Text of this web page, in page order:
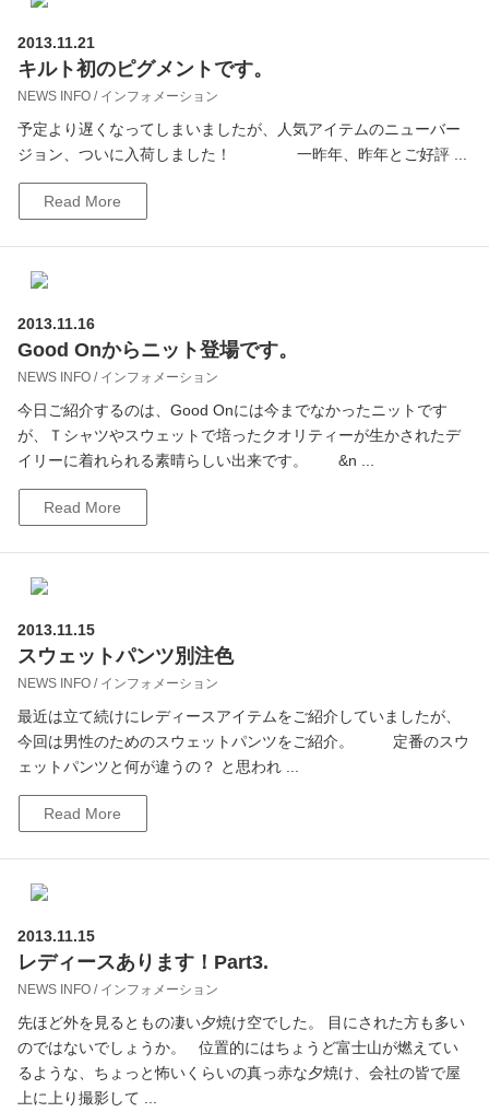
2013.11.21
キルト初のピグメントです。
NEWS INFO / インフォメーション
予定より遅くなってしまいましたが、人気アイテムのニューバー
ジョン、ついに入荷しました！ 一昨年、昨年とご好評 ...
Read More
2013.11.16
Good Onからニット登場です。
NEWS INFO / インフォメーション
今日ご紹介するのは、Good Onには今までなかったニットです
が、Ｔシャツやスウェットで培ったクオリティーが生かされたデ
イリーに着れられる素晴らしい出来です。 &n ...
Read More
2013.11.15
スウェットパンツ別注色
NEWS INFO / インフォメーション
最近は立て続けにレディースアイテムをご紹介していましたが、
今回は男性のためのスウェットパンツをご紹介。 定番のスウ
ェットパンツと何が違うの？ と思われ ...
Read More
2013.11.15
レディースあります！Part3.
NEWS INFO / インフォメーション
先ほど外を見るともの凄い夕焼け空でした。 目にされた方も多い
のではないでしょうか。 位置的にはちょうど富士山が燃えてい
るような、ちょっと怖いくらいの真っ赤な夕焼け、会社の皆で屋
上に上り撮影して ...